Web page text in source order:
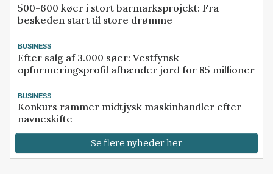
500-600 køer i stort barmarksprojekt: Fra
beskeden start til store drømme
BUSINESS
Efter salg af 3.000 søer: Vestfynsk
opformeringsprofil afhænder jord for 85 millioner
BUSINESS
Konkurs rammer midtjysk maskinhandler efter
navneskifte
Se flere nyheder her